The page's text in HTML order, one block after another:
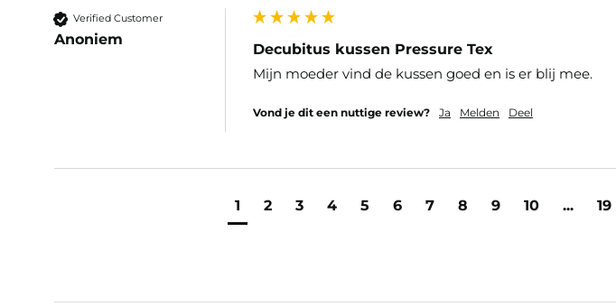
Verified Customer
Anoniem
Decubitus kussen Pressure Tex
Mijn moeder vind de kussen goed en is er blij mee.
Vond je dit een nuttige review? Ja Melden Deel
1 2 3 4 5 6 7 8 9 10 ... 19